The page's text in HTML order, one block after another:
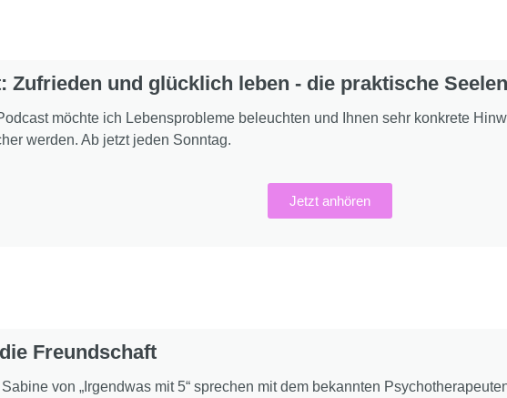
Zufrieden und glücklich leben - die praktische
möchte ich Lebensprobleme beleuchten und Ihnen sehr konkrete
werden. Ab jetzt jeden Sonntag.
Jetzt anhören
Freundschaft
von „Irgendwas mit 5“ sprechen mit dem bekannten